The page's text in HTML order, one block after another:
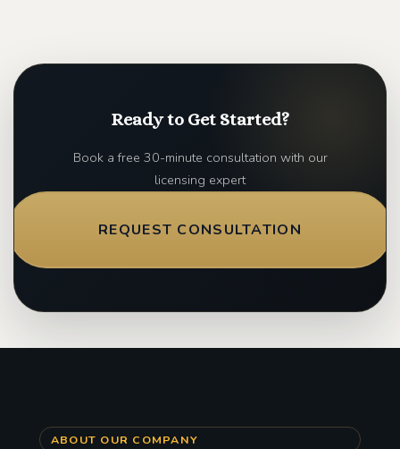
Ready to Get Started?
Book a free 30-minute consultation with our
licensing expert
REQUEST CONSULTATION
ABOUT OUR COMPANY